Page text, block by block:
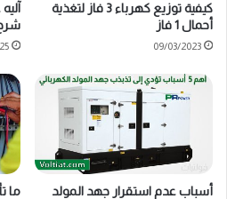
كيفية توزيع كهرباء 3 فاز لتغذية
أحمال 1 فاز
09/03/2023
أسباب عدم استقرار جهد المولد
ما